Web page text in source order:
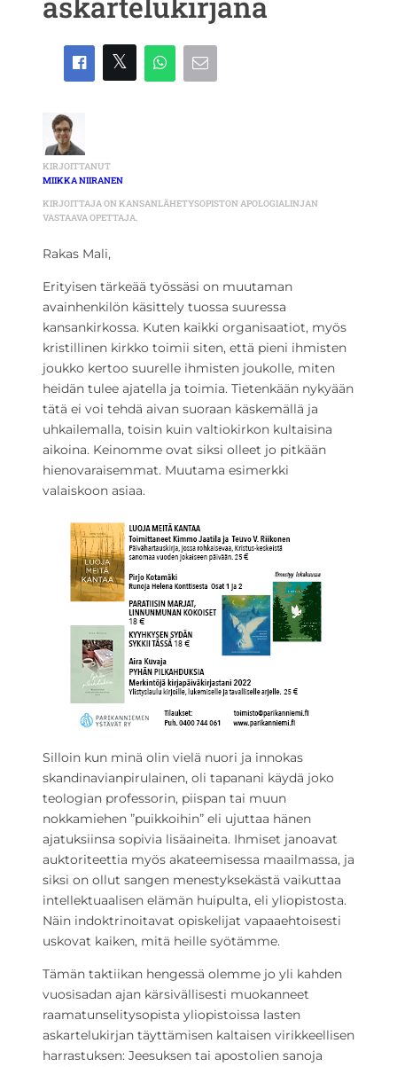
KIRJOITTANUT
MIIKKA NIIRANEN
KIRJOITTAJA ON KANSANLÄHETYSOPISTON APOLOGIALINJAN
VASTAAVA OPETTAJA.
Rakas Mali,
Erityisen tärkeää työssäsi on muutaman
avainhenkilön käsittely tuossa suuressa
kansankirkossa. Kuten kaikki organisaatiot, myös
kristillinen kirkko toimii siten, että pieni ihmisten
joukko kertoo suurelle ihmisten joukolle, miten
heidän tulee ajatella ja toimia. Tietenkään nykyään
tätä ei voi tehdä aivan suoraan käskemällä ja
uhkailemalla, toisin kuin valtiokirkon kultaisina
aikoina. Keinomme ovat siksi olleet jo pitkään
hienovaraisemmat. Muutama esimerkki
valaiskoon asiaa.
Silloin kun minä olin vielä nuori ja innokas
skandinavianpirulainen, oli tapanani käydä joko
teologian professorin, piispan tai muun
nokkamiehen ”puikkoihin” eli ujuttaa hänen
ajatuksiinsa sopivia lisäaineita. Ihmiset janoavat
auktoriteettia myös akateemisessa maailmassa, ja
siksi on ollut sangen menestyksekästä vaikuttaa
intellektuaalisen elämän huipulta, eli yliopistosta.
Näin indoktrinoitavat opiskelijat vapaaehtoisesti
uskovat kaiken, mitä heille syötämme.
Tämän taktiikan hengessä olemme jo yli kahden
vuosisadan ajan kärsivällisesti muokanneet
raamatunselitysopista yliopistoissa lasten
askartelukirjan täyttämisen kaltaisen virikkeellisen
harrastuksen: Jeesuksen tai apostolien sanoja